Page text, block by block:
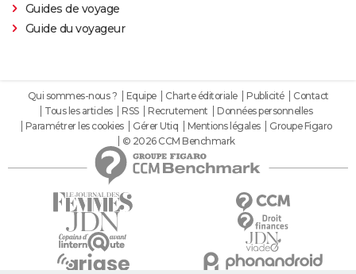
Guides de voyage
Guide du voyageur
Qui sommes-nous ? Equipe Charte éditoriale Publicité
Contact
Tous les articles
RSS Recrutement
Données personnelles
Paramétrer les cookies
Gérer Utiq Mentions légales
Groupe Figaro
© 2026 CCM Benchmark